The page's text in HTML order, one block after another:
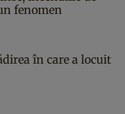
fenomen
în care a locuit